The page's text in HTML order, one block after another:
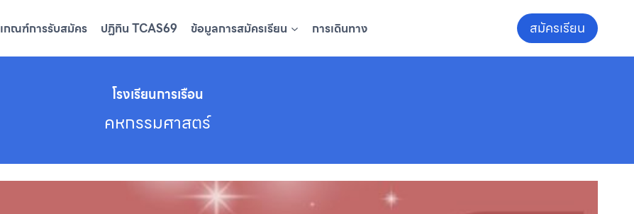
เกณฑ์การรับสมัคร ปฏิทิน TCAS69 ข้อมูลการสมัครเรียน การเดินทาง สมัครเรียน
โรงเรียนการเรือน
คหกรรมศาสตร์